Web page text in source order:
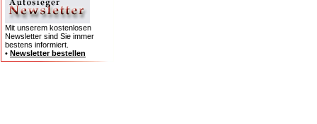
Mit unserem kostenlosen
Newsletter sind Sie immer
bestens informiert.
• Newsletter bestellen